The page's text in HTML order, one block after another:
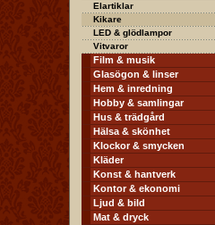
Elartiklar
Kikare
LED & glödlampor
Vitvaror
Film & musik
Glasögon & linser
Hem & inredning
Hobby & samlingar
Hus & trädgård
Hälsa & skönhet
Klockor & smycken
Kläder
Konst & hantverk
Kontor & ekonomi
Ljud & bild
Mat & dryck